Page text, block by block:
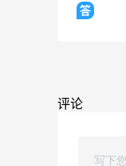
答
评论